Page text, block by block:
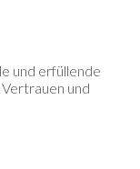
und erfüllende
Vertrauen und